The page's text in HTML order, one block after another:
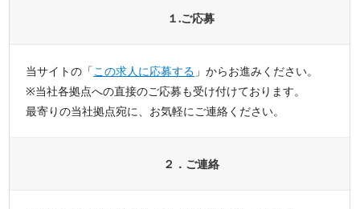
１.ご応募
当サイトの「この求人に応募する 」からお進みください。
※当社各拠点への直接のご応募も受け付けております。
最寄りの当社拠点宛に、お気軽にご連絡ください。
２．ご連絡